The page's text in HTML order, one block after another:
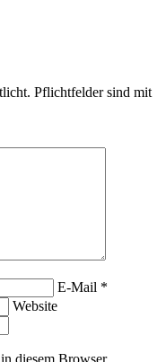
Pflichtfelder sind mit
E-Mail *
Website
diesem Browser